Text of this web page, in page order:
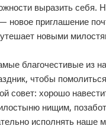
выразить себя.
новое приглашение
новыми
благочестивые из
чтобы
совет: хорошо
нищим,
исполнять наше